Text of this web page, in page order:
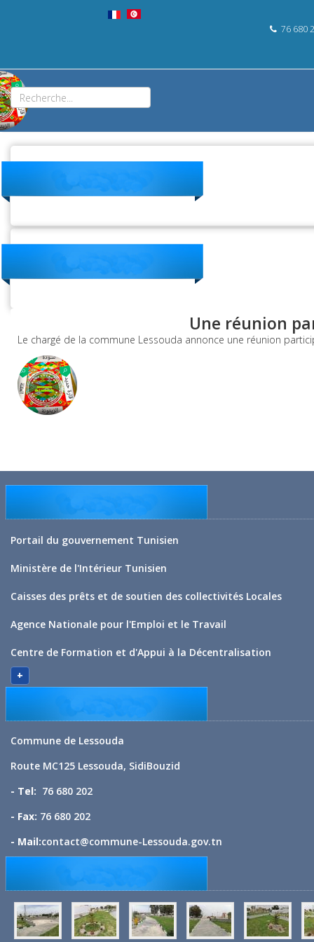
76 680
Une réunion
Le chargé de la commune Lessouda annonce une réunion
Portail du gouvernement Tunisien
Ministère de l'Intérieur Tunisien
Caisses des prêts et de soutien des collectivités Locales
Agence Nationale pour l'Emploi et le Travail
Centre de Formation et d'Appui à la Décentralisation
+
Commune de Lessouda
Route MC125 Lessouda, SidiBouzid
- Tel: 76 680 202
- Fax: 76 680 202
- Mail:contact@commune-Lessouda.gov.tn